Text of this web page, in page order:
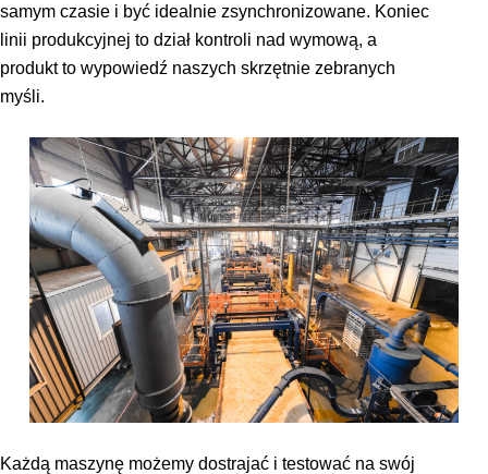
samym czasie i być idealnie zsynchronizowane. Koniec
linii produkcyjnej to dział kontroli nad wymową, a
produkt to wypowiedź naszych skrzętnie zebranych
myśli.
Każdą maszynę możemy dostrajać i testować na swój